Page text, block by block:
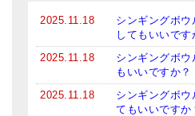
ベーシック・ティンシャ（4種）
ティンシャケース
チベット・真マントラ香
2025.11.18
シンギングボウ
してもいいです
2025.11.18
シンギングボ
もいいですか？
2025.11.18
シンギングボウ
てもいいですか